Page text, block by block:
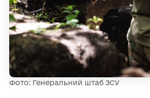
Фото: Генеральний штаб ЗСУ